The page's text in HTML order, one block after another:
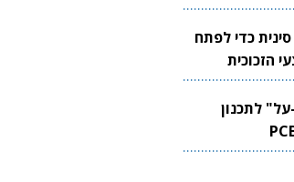
כדי לפתח
הזכוכית
לתכנון